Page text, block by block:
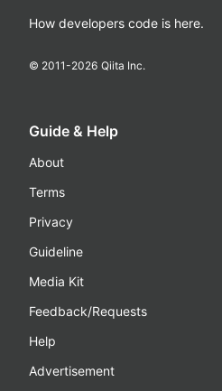
How developers code is here.
© 2011-2026 Qiita Inc.
Guide & Help
About
Terms
Privacy
Guideline
Media Kit
Feedback/Requests
Help
Advertisement